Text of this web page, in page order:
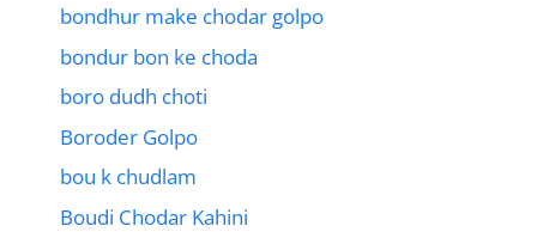
bondhur make chodar golpo
bondur bon ke choda
boro dudh choti
Boroder Golpo
bou k chudlam
Boudi Chodar Kahini